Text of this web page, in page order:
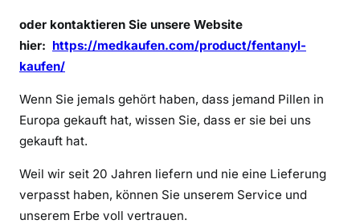
e
n
n
y
n
l
oder kontaktieren Sie unsere Website
hier: https://medkaufen.com/product/fentanyl-
kaufen/
Wenn Sie jemals gehört haben, dass jemand Pillen in
Europa gekauft hat, wissen Sie, dass er sie bei uns
gekauft hat.
Weil wir seit 20 Jahren liefern und nie eine Lieferung
verpasst haben, können Sie unserem Service und
unserem Erbe voll vertrauen.